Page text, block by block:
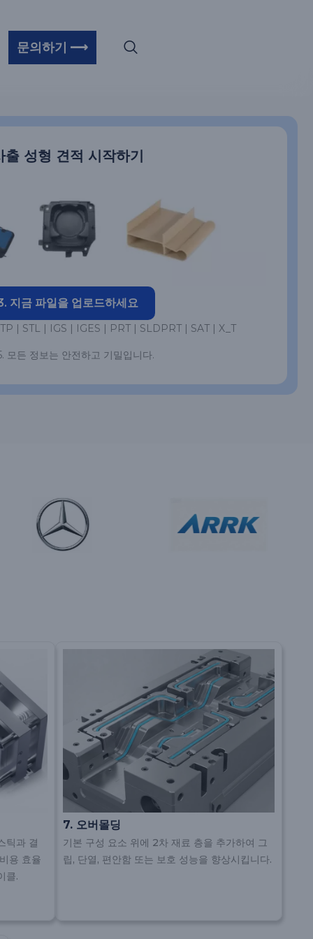
문의하기 ⟶
출 성형 견적 시작하기
지금 파일을 업로드하세요
| STL | IGS | IGES | PRT | SLDPRT | SAT | X_T
모든 정보는 안전하고 기밀입니다.
틱과 결
용 효율
클.
7. 오버몰딩
기본 구성 요소 위에 2차 재료 층을 추가하여 그
립, 단열, 편안함 또는 보호 성능을 향상시킵니다.